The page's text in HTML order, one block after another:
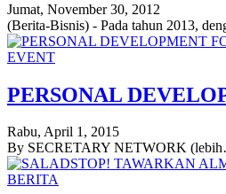
Jumat, November 30, 2012
(Berita-Bisnis) - Pada tahun 2013,
EVENT
PERSONAL
Rabu, April 1, 2015
By SECRETARY NETWORK
BERITA